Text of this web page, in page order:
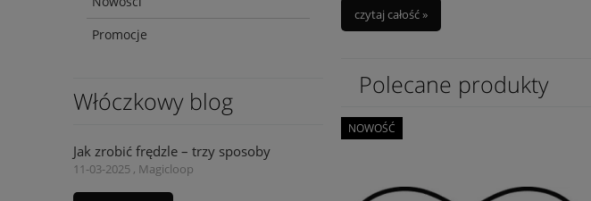
Promocje
Włóczkowy blog
Jak zrobić frędzle – trzy sposoby
11-03-2025 , Magicloop
czytaj całość »
Polecane produkty
NOWOŚĆ